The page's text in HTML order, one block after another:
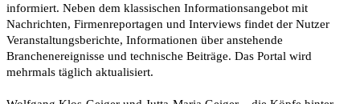
informiert. Neben dem klassischen Informationsangebot mit
Nachrichten, Firmenreportagen und Interviews findet der Nutzer
Veranstaltungsberichte, Informationen über anstehende
Branchenereignisse und technische Beiträge. Das Portal wird
mehrmals täglich aktualisiert.